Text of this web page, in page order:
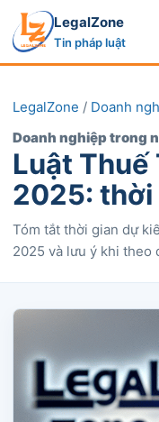
LegalZone
Tin pháp luật
LegalZone / Doanh
Doanh nghiệp trong
Luật Thuế
2025: thời
Tóm tắt thời gian dự
2025 và lưu ý khi theo